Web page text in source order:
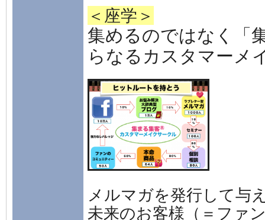
＜座学＞
集めるのではなく「
らなる カスタマーメ
メルマガを発行して与
未来のお客様（＝ファ